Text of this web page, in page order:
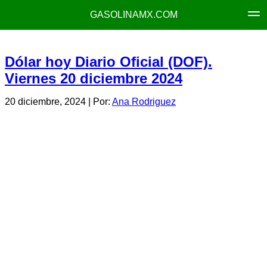
GASOLINAMX.COM
Dólar hoy Diario Oficial (DOF).
Viernes 20 diciembre 2024
20 diciembre, 2024 | Por: Ana Rodriguez